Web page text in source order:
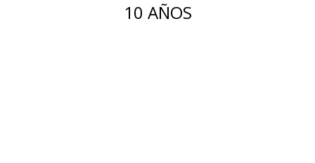
10 AÑOS